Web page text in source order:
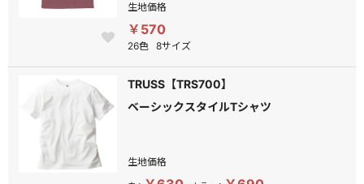
生地価格
￥570
26色 8サイズ
TRUSS【TRS700】
ベーシックスタイルTシャツ
生地価格